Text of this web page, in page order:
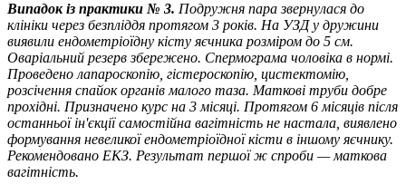
Випадок із практики № 3. Подружня пара звернулася до
клініки через безпліддя протягом 3 років. На УЗД у дружини
виявили ендометріоїдну кісту яєчника розміром до 5 см.
Оваріальний резерв збережено. Спермограма чоловіка в нормі.
Проведено лапароскопію, гістероскопію, цистектомію,
розсічення спайок органів малого таза. Маткові труби добре
прохідні. Призначено курс на 3 місяці. Протягом 6 місяців після
останньої ін'єкції самостійна вагітність не настала, виявлено
формування невеликої ендометріоїдної кісти в іншому яєчнику.
Рекомендовано ЕКЗ. Результат першої ж спроби — маткова
вагітність.